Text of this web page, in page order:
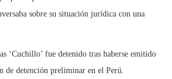
sobre su situación jurídica con una
‘Cuchillo’ fue detenido tras haberse emitido
de detención preliminar en el Perú.